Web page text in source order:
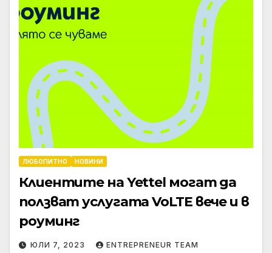
ЛЮБОПИТНО НОВИНИ
Клиентите на Yettel могат да
ползват услугата VoLTE вече и в
роуминг
ЮЛИ 7, 2023 ENTREPRENEUR TEAM